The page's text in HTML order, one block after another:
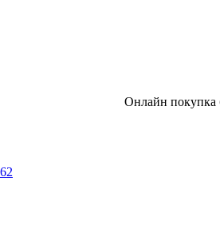
Онлайн покупка